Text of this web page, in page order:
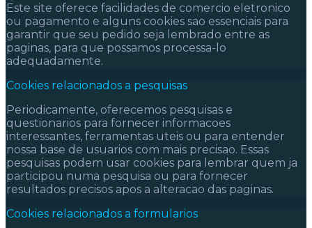
Este site oferece facilidades de comercio eletronico
ou pagamento e alguns cookies sao essenciais para
garantir que seu pedido seja lembrado entre as
paginas, para que possamos processa-lo
adequadamente.
Cookies relacionados a pesquisas
Periodicamente, oferecemos pesquisas e
questionarios para fornecer informacoes
interessantes, ferramentas uteis ou para entender
nossa base de usuarios com mais precisao. Essas
pesquisas podem usar cookies para lembrar quem ja
participou numa pesquisa ou para fornecer
resultados precisos apos a alteracao das paginas.
Cookies relacionados a formularios